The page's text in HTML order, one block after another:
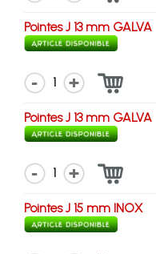
Pointes J 13 mm GALVA
1
Pointes J 13 mm GALVA
1
Pointes J 15 mm INOX